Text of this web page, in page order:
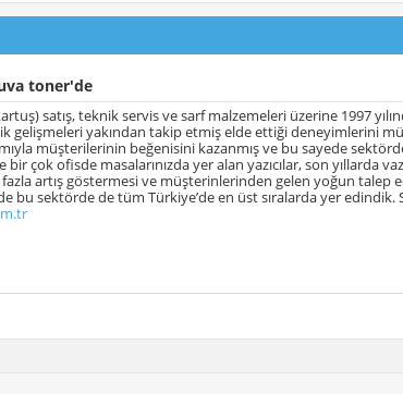
toner'de
satış, teknik servis ve sarf malzemeleri üzerine 1997
gelişmeleri yakından takip etmiş elde ettiği deneyimlerini
müşterilerinin beğenisini kazanmış ve bu sayede
çok ofisde masalarınızda yer alan yazıcılar, son yıllarda
fazla artış göstermesi ve müşterinlerinden gelen yoğun
bu sektörde de tüm Türkiye’de en üst sıralarda yer